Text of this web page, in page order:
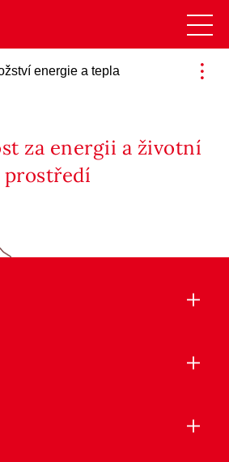
energie a tepla
za energii a životní
prostředí